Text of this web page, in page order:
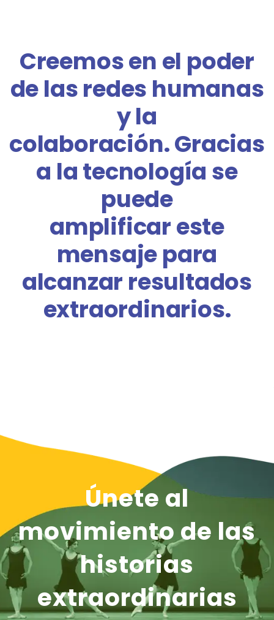
Creemos en el poder
de las redes humanas
y la
colaboración. Gracias
a la tecnología se
puede
amplificar este
mensaje para
alcanzar resultados
extraordinarios.
Únete al
movimiento de las
historias
extraordinarias